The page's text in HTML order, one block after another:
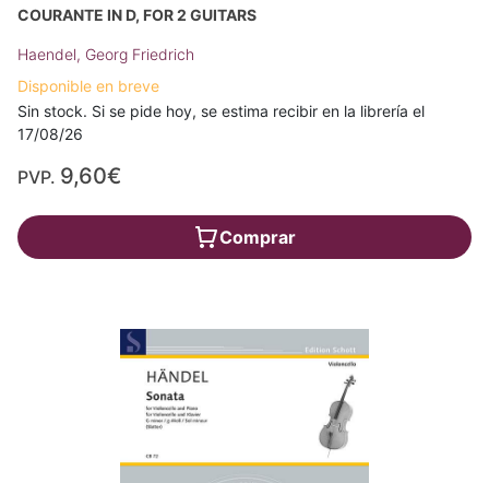
COURANTE IN D, FOR 2 GUITARS
Haendel, Georg Friedrich
Disponible en breve
Sin stock. Si se pide hoy, se estima recibir en la librería el
17/08/26
PVP. 9,60€
Comprar